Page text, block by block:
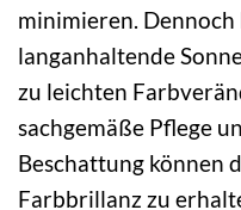
minimieren.
langanhaltende
zu leichten
sachgemäße Pflege
Beschattung können
Farbbrillanz zu